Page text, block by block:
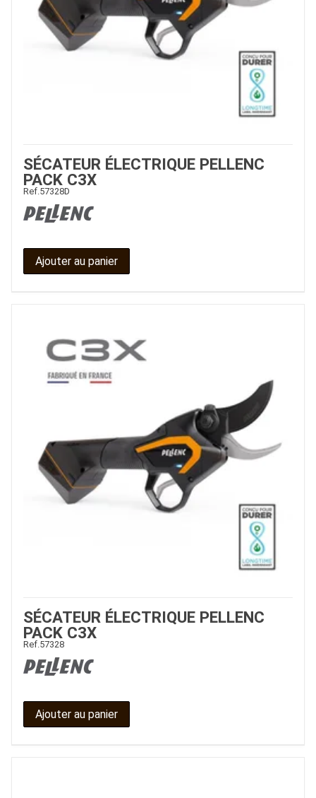
SÉCATEUR ÉLECTRIQUE PELLENC
PACK C3X
Ref.57328D
Ajouter au panier
SÉCATEUR ÉLECTRIQUE PELLENC
PACK C3X
Ref.57328
Ajouter au panier